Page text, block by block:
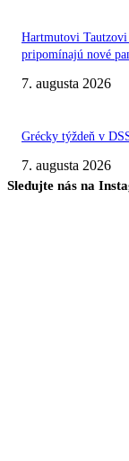
Hartmutovi
pripomínajú nové
7. augusta 2026
Grécky týždeň v
7. augusta 2026
Sledujte nás na